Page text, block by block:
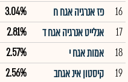
16
פז אנרגיה אגח ח 3.04%
17
אנלייט אנרגיה אגח ד 2.81%
18
אמות אגח י 2.57%
19
קיסטון אינ אגחב 2.56%